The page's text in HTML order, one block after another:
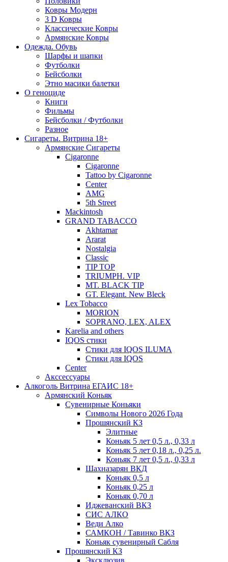
Ковры Модерн
3 D Ковры
Классические Ковры
Армянские Ковры
Одежда. Обувь
Шарфы и шапки
Футболки
Бейсболки
Этно масики балетки
О геноциде
Книги
Фильмы
Бейсболки / Футболки
Разное
Сигареты. Витрина 18+
Армянские Сигареты
Cigaronne
Cigaronne
Tattoo by Cigaronne
Center
AMG
5th Street
Mackintosh
GRAND TABACCO
Akhtamar
Ararat
Nostalgia
Classic
TIP TOP
TRIUMPH. VIP
MT. BLACK TIP
GT. Elegant. New Bleck
Lex Tobacco
MORION
SOPRANO, LEX, ALEX
Karelia and others
IQOS стики
Стики для IQOS ILUMA
Стики для IQOS
Сenter
Акссессуары
Алкоголь Витрина ЕГАИС 18+
Армянский Коньяк
Сувенирные Коньяки
Символы Нового 2026 Года
Прошянский КЗ
Элитные
Коньяк 5 лет 0,5 л., 0,33 л
Коньяк 5 лет 0,18 л., 0,25 л.
Коньяк 7 лет 0,5 л., 0,33 л
Шахназарян ВКД
Коньяк 0,5 л
Коньяк 0,25 л
Коньяк 0,70 л
Иджеванский ВКЗ
СИС АЛКО
Веди Алко
САМКОН / Тавинко ВКЗ
Коньяк сувенирный Сабля
Прошянский КЗ
Эксклюзив